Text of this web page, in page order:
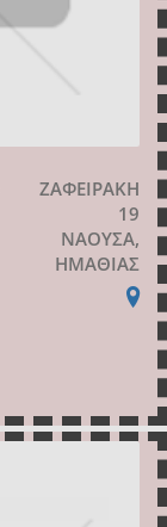
ΖΑΦΕΙΡΑΚΗ
19
ΝΑΟΥΣΑ,
ΗΜΑΘΙΑΣ